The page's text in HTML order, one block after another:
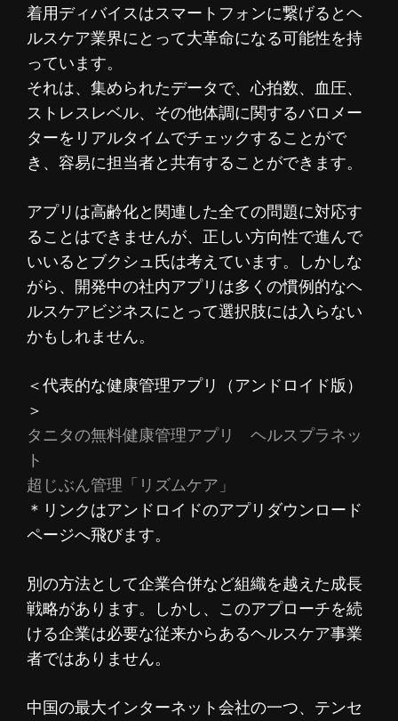
着用ディバイスはスマートフォンに繋げるとヘ
ルスケア業界にとって大革命になる可能性を持
っています。
それは、集められたデータで、心拍数、血圧、
ストレスレベル、その他体調に関するバロメー
ターをリアルタイムでチェックすることがで
き、容易に担当者と共有することができます。
アプリは高齢化と関連した全ての問題に対応す
ることはできませんが、正しい方向性で進んで
いいるとブクシュ氏は考えています。しかしな
がら、開発中の社内アプリは多くの慣例的なヘ
ルスケアビジネスにとって選択肢には入らない
かもしれません。
＜代表的な健康管理アプリ（アンドロイド版）
＞
タニタの無料健康管理アプリ ヘルスプラネッ
ト
超じぶん管理「リズムケア」
＊リンクはアンドロイドのアプリダウンロード
ページへ飛びます。
別の方法として企業合併など組織を越えた成長
戦略があります。しかし、このアプローチを続
ける企業は必要な従来からあるヘルスケア事業
者ではありません。
中国の最大インターネット会社の一つ、テンセ